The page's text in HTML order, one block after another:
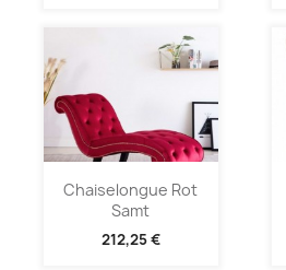
Chaiselongue Rot
Samt
212,25 €